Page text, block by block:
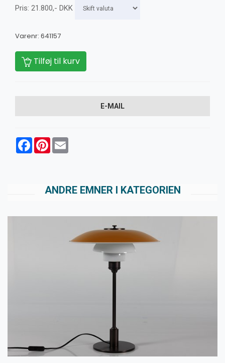
Pris: 21.800,- DKK
Varenr: 641157
Tilføj til kurv
E-MAIL
FacebookPinterest
ANDRE EMNER I KATEGORIEN